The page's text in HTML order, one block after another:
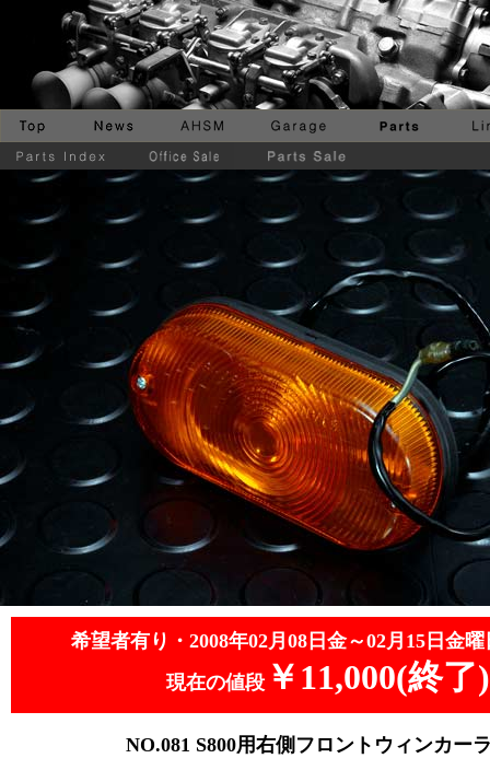
希望者有り・2008年02月08日金～02月15日金曜
現在の値段 ￥11,000(終了)
NO.081 S800用右側フロントウィンカー